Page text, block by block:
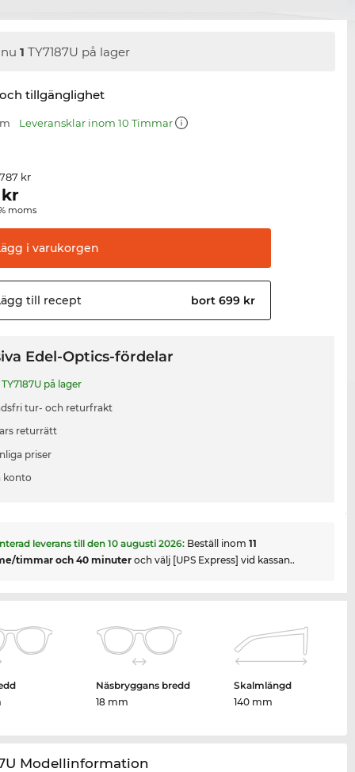
1 TY7187U på lager
tillgänglighet
Leveransklar inom 10 Timmar
kr
kr
moms
i varukorgen
till recept bort 699 kr
Edel-Optics-fördelar
TY7187U på lager
tur- och returfrakt
returrätt
priser
konto
leverans till den10 augusti 2026: Beställ inom11
timmar och 40 minuter och välj [UPS Express] vid kassan..
Näsbryggans bredd
18 mm
Skalmlängd
140 mm
Modellinformation